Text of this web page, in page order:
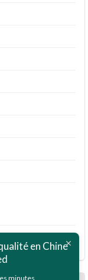
en Chine
minutes